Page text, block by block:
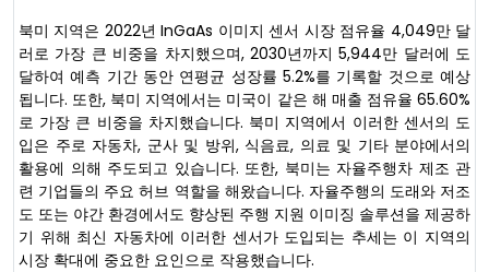
북미 지역은 2022년 InGaAs 이미지 센서 시장 점유율 4,049만 달
러로 가장 큰 비중을 차지했으며, 2030년까지 5,944만 달러에 도
달하여 예측 기간 동안 연평균 성장률 5.2%를 기록할 것으로 예상
됩니다. 또한, 북미 지역에서는 미국이 같은 해 매출 점유율 65.60%
로 가장 큰 비중을 차지했습니다. 북미 지역에서 이러한 센서의 도
입은 주로 자동차, 군사 및 방위, 식음료, 의료 및 기타 분야에서의
활용에 의해 주도되고 있습니다. 또한, 북미는 자율주행차 제조 관
련 기업들의 주요 허브 역할을 해왔습니다. 자율주행의 도래와 저조
도 또는 야간 환경에서도 향상된 주행 지원 이미징 솔루션을 제공하
기 위해 최신 자동차에 이러한 센서가 도입되는 추세는 이 지역의
시장 확대에 중요한 요인으로 작용했습니다.